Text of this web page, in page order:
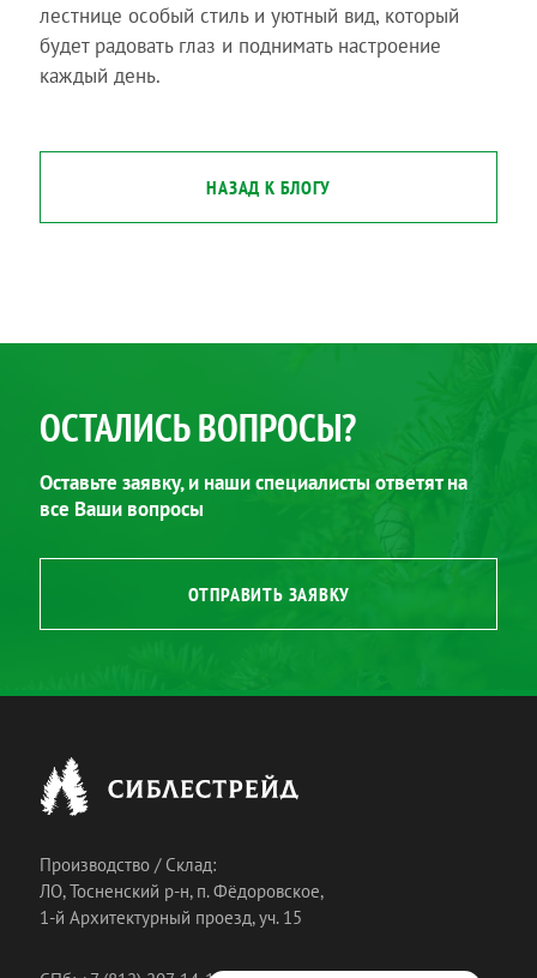
лестнице особый стиль и уютный вид, который
будет радовать глаз и поднимать настроение
каждый день.
НАЗАД К БЛОГУ
ОСТАЛИСЬ ВОПРОСЫ?
Оставьте заявку, и наши специалисты ответят на
все Ваши вопросы
ОТПРАВИТЬ ЗАЯВКУ
Производство / Склад:
ЛО, Тосненский р-н, п. Фёдоровское,
1-й Архитектурный проезд, уч. 15